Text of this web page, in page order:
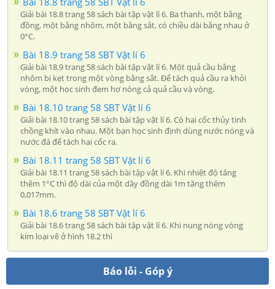
Giải bài 18.8 trang 58 sách bài tập vật lí 6. Ba thanh, một bằng
đồng, một bằng nhôm, một bằng sắt, có chiều dài bằng nhau ở
0°C.
Bài 18.9 trang 58 SBT Vật lí 6
Giải bài 18.9 trang 58 sách bài tập vật lí 6. Một quả cầu bằng
nhôm bị kẹt trong một vòng bằng sắt. Để tách quả cầu ra khỏi
vòng, một học sinh đem hơ nóng cả quả cầu và vòng.
Bài 18.10 trang 58 SBT Vật lí 6
Giải bài 18.10 trang 58 sách bài tập vật lí 6. Có hai cốc thủy tinh
chồng khít vào nhau. Một bạn học sinh định dùng nước nóng và
nước đá để tách hai cốc ra.
Bài 18.11 trang 58 SBT Vật lí 6
Giải bài 18.11 trang 58 sách bài tập vật lí 6. Khi nhiệt độ tăng
thêm 1°C thì độ dài của một dây đồng dài 1m tăng thêm
0,017mm.
Bài 18.6 trang 58 SBT Vật lí 6
Giải bài 18.6 trang 58 sách bài tập vật lí 6. Khi nung nóng vòng
kim loại vẽ ở hình 18.2 thì
Báo lỗi - Góp ý